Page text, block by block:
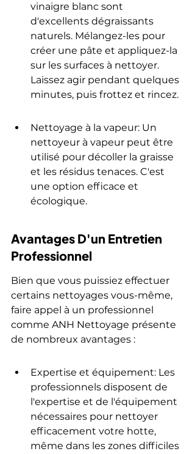
vinaigre blanc sont
d'excellents dégraissants
naturels. Mélangez-les pour
créer une pâte et appliquez-la
sur les surfaces à nettoyer.
Laissez agir pendant quelques
minutes, puis frottez et rincez.
Nettoyage à la vapeur: Un
nettoyeur à vapeur peut être
utilisé pour décoller la graisse
et les résidus tenaces. C'est
une option efficace et
écologique.
Avantages D'un Entretien
Professionnel
Bien que vous puissiez effectuer
certains nettoyages vous-même,
faire appel à un professionnel
comme ANH Nettoyage présente
de nombreux avantages :
Expertise et équipement: Les
professionnels disposent de
l'expertise et de l'équipement
nécessaires pour nettoyer
efficacement votre hotte,
même dans les zones difficiles